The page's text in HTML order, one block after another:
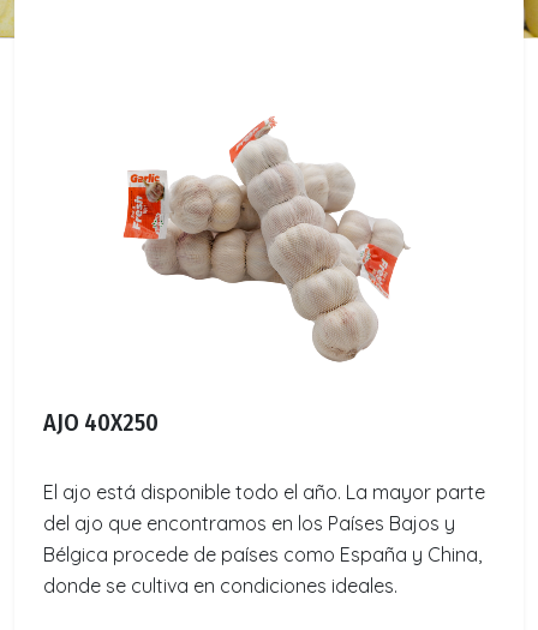
AJO 40X250
El ajo está disponible todo el año. La mayor parte
del ajo que encontramos en los Países Bajos y
Bélgica procede de países como España y China,
donde se cultiva en condiciones ideales.